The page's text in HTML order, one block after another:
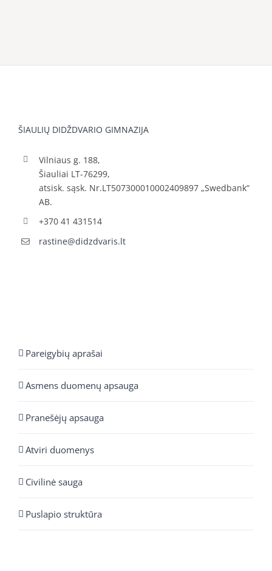
ŠIAULIŲ DIDŽDVARIO GIMNAZIJA
Vilniaus g. 188,
Šiauliai LT-76299,
atsisk. sąsk. Nr.LT507300010002409897 „Swedbank“
AB.
+370 41 431514
rastine@didzdvaris.lt
Pareigybių aprašai
Asmens duomenų apsauga
Pranešėjų apsauga
Atviri duomenys
Civilinė sauga
Puslapio struktūra